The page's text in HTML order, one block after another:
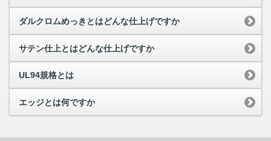
ダルクロムめっきとはどんな仕上げですか
サテン仕上とはどんな仕上げですか
UL94規格とは
エッジとは何ですか